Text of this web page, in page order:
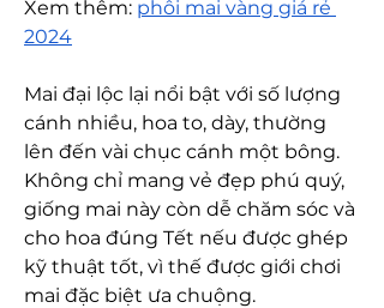
Xem thêm: phôi mai vàng giá rẻ
2024
Mai đại lộc lại nổi bật với số lượng
cánh nhiều, hoa to, dày, thường
lên đến vài chục cánh một bông.
Không chỉ mang vẻ đẹp phú quý,
giống mai này còn dễ chăm sóc và
cho hoa đúng Tết nếu được ghép
kỹ thuật tốt, vì thế được giới chơi
mai đặc biệt ưa chuộng.